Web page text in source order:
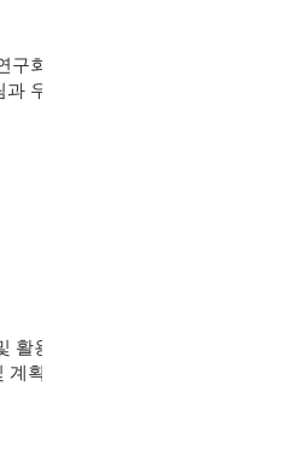
구회
우
활용
계획